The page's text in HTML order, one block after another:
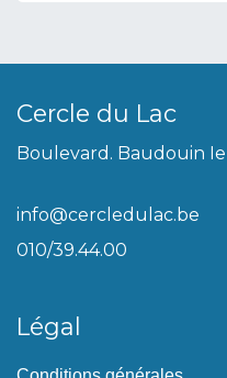
Cercle du Lac
Boulevard. Baudouin
info@cercledulac.be
010/39.44.00
Légal